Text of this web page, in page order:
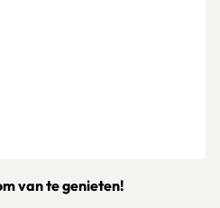
van te genieten!